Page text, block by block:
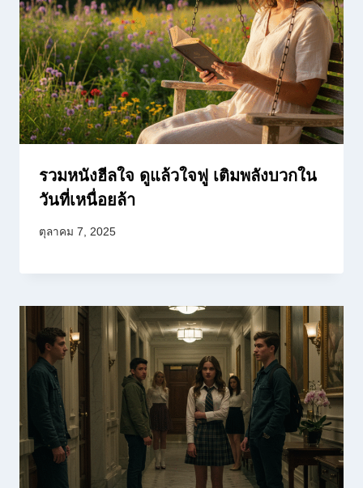
รวมหนังฮีลใจ ดูแล้วใจฟู เติมพลังบวกใน
วันที่เหนื่อยล้า
ตุลาคม 7, 2025